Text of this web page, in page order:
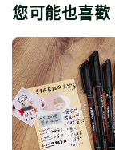
您可能也喜歡